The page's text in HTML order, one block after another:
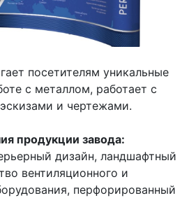
посетителям уникальные
с металлом, работает с
и чертежами.
продукции завода:
дизайн, ландшафтный
вентиляционного и
перфорированный